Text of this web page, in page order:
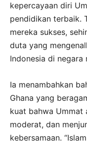
kepercayaan diri
pendidikan terbaik.
mereka sukses,
duta yang
Indonesia di negara
Ia menambahkan
Ghana yang
kuat bahwa Ummat
moderat, dan
kebersamaan.